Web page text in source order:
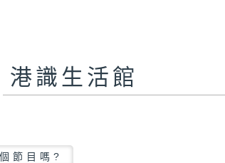
港識生活館
節目嗎?